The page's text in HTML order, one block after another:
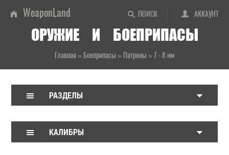
ПОИСК АККАУНТ
WeaponLand
ОРУЖИЕ И БОЕПРИПАСЫ
Главная » Боеприпасы » Патроны » 7 - 8 мм
РАЗДЕЛЫ
КАЛИБРЫ